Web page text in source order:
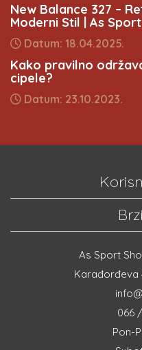
New Balance 327 –
Moderni Stil | As
Datum: 18.04.2025.
Kako pravilno
cipele?
Datum: 23.10.2023.
As Sport
Karađorđeva
066
Pon-